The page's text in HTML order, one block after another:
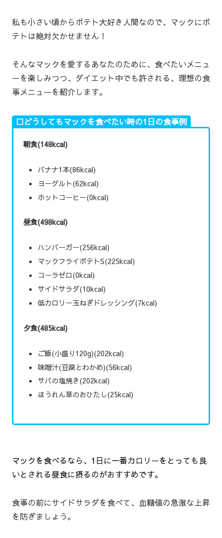
私も小さい頃からポテト大好き人間なので、マックにポ
テトは絶対欠かせません！
そんなマックを愛するあなたのために、食べたいメニュ
ーを楽しみつつ、ダイエット中でも許される、理想の食
事メニューを紹介します。
□どうしてもマックを食べたい時の1日の食事例
朝食(148kcal)
バナナ1本(86kcal)
ヨーグルト(62kcal)
ホットコーヒー(0kcal)
昼食(498kcal)
ハンバーガー(256kcal)
マックフライポテトS(225kcal)
コーラゼロ(0kcal)
サイドサラダ(10kcal)
低カロリー玉ねぎドレッシング(7kcal)
夕食(485kcal)
ご飯(小盛り120g)(202kcal)
味噌汁(豆腐とわかめ)(56kcal)
サバの塩焼き(202kcal)
ほうれん草のおひたし(25kcal)
マックを食べるなら、1日に一番カロリーをとっても良
いとされる昼食に摂るのがおすすめです。
食事の前にサイドサラダを食べて、血糖値の急激な上昇
を防ぎましょう。